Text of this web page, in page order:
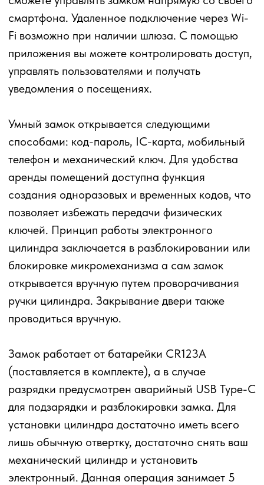
Замок работает от батарейки CR123A
(поставляется в комплекте), а в случае
разрядки предусмотрен аварийный USB Type-C
для подзарядки и разблокировки замка. Для
лишь обычную отвертку, достаточно снять ваш
механический цилиндр и установить
установке замков.
Личинка для умного замка идеально подходит
для частных домов, офисов и гостиниц,
обеспечивая максимальную безопасность.
предназначен для использования на уличных
дверях без защиты от дождя и снега.
Видео-обзор
Характеристики